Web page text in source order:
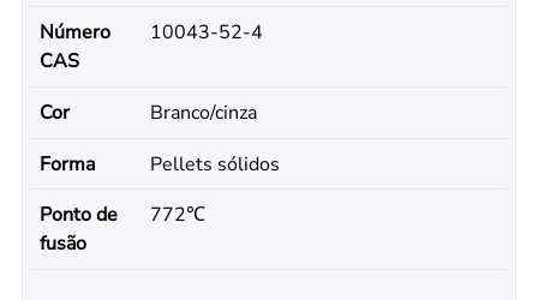
Número
CAS
10043-52-4
Cor
Branco/cinza
Forma
Pellets sólidos
Ponto de
fusão
772℃